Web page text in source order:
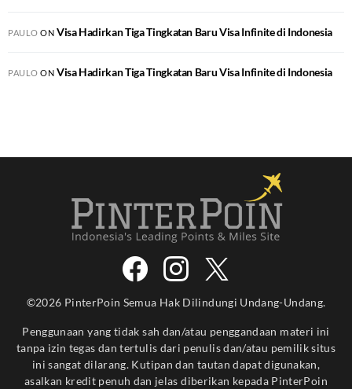
PAULO ON Visa Hadirkan Tiga Tingkatan Baru Visa Infinite di Indonesia
PAULO ON Visa Hadirkan Tiga Tingkatan Baru Visa Infinite di Indonesia
©2026 PinterPoin Semua Hak Dilindungi Undang-Undang.
Penggunaan yang tidak sah dan/atau penggandaan materi ini
tanpa izin tegas dan tertulis dari penulis dan/atau pemilik situs
ini sangat dilarang. Kutipan dan tautan dapat digunakan,
asalkan kredit penuh dan jelas diberikan kepada PinterPoin